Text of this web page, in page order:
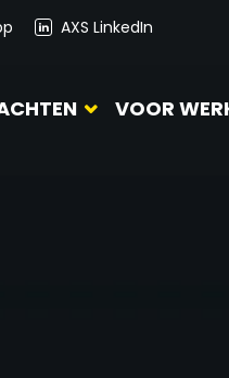
AXS LinkedIn
VOOR